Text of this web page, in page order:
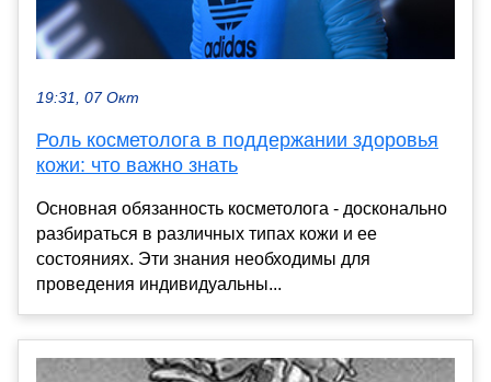
19:31, 07 Окт
Роль косметолога в поддержании здоровья
кожи: что важно знать
Основная обязанность косметолога - досконально
разбираться в различных типах кожи и ее
состояниях. Эти знания необходимы для
проведения индивидуальны...